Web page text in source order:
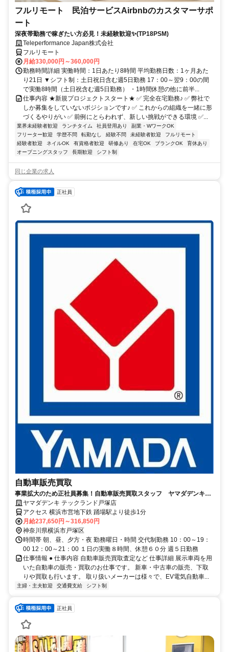
フルリモート 民泊サービスAirbnbのカスタマーサポ
ート
深夜帯勤務で稼ぎたい方必見！未経験歓迎✨(TP18PSM)
Teleperformance Japan株式会社
フルリモート
月給330,000円～360,000円
勤務時間詳細 実働時間：1日あたり8時間 平均勤務日数：1ヶ月あた
り21日 ▼シフト制：土日祝日含む週5日勤務 17：00～翌9：00の間
で実働8時間（土日祝含む週5日勤務） ・1時間休憩の他に前半...
仕事内容 ★新規プロジェクトスタート★ ✅ 完全在宅勤務♪ ✅ 弊社で
しか募集をしていないポジションです♪ ✅ これからの組織を一緒に形
づくるやりがい ✅ 前例にとらわれず、新しい挑戦ができる環境 ✅...
業界未経験者歓迎 ランチタイム 社員登用あり
副業・WワークOK
フリーター歓迎
学歴不問 転勤なし 経験不問 未経験者歓迎
フルリモート
経験者歓迎
ネイルOK 有資格者歓迎 研修あり 在宅OK ブランクOK
育休あり
オープニングスタッフ
長期歓迎 シフト制
同じ企業の求人
正社員
自動車販売買取
事業拡大のため正社員募集！自動車販売買取スタッフ ヤマダデンキ
テックランド戸塚店
ヤマダデンキ テックランド戸塚店
アクセス 横浜市営地下鉄 踊場駅より徒歩1分
月給237,650円～316,850円
神奈川県横浜市戸塚区
時間帯 朝、昼、夕方・夜 勤務曜日・時間 交代制勤務 10：00～19：
00 12：00～21：00 １日の実働８時間、休憩６０分 週５日勤務
仕事情報 ● 仕事内容 自動車販売買取査定など 仕事詳細 展示車両を用
いた自動車の販売・買取のお仕事です。 新車・中古車の販売、下取
りや買取も行います。 取り扱いメーカーは様々で、EV電気自動車...
主婦・主夫歓迎 交通費支給 シフト制
正社員